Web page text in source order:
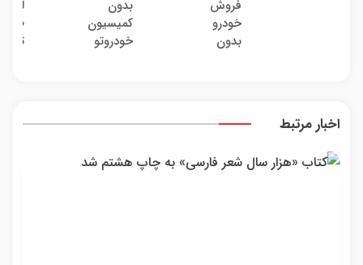
کننده
بفروش!
بدون
بفروشی؟
بدون
کمیسیون
فروش
خودرو
بدون
بدون
کمیسیون
خودروتو
اخبار مرتبط